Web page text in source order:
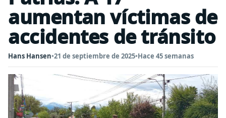
aumentan víctimas de
accidentes de tránsito
Hans Hansen•21 de septiembre de 2025•Hace 45 semanas